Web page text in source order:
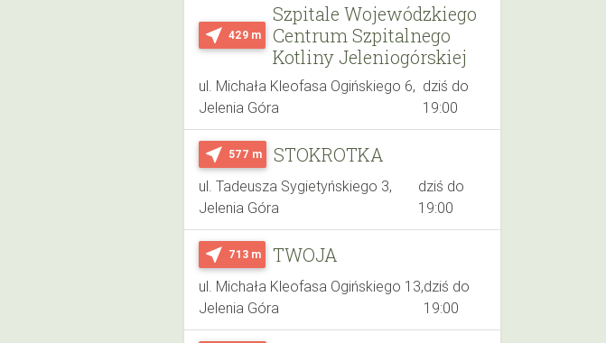
near_me 429 m
Szpitale Wojewódzkiego
Centrum Szpitalnego
Kotliny Jeleniogórskiej
ul. Michała Kleofasa Ogińskiego 6,
Jelenia Góra
dziś do
19:00
near_me 577 m STOKROTKA
ul. Tadeusza Sygietyńskiego 3,
Jelenia Góra
dziś do
19:00
near_me 713 m TWOJA
ul. Michała Kleofasa Ogińskiego 13,
Jelenia Góra
dziś do
19:00